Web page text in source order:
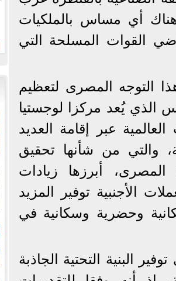
هناك أي مساس بالملكيات
القوات المسلحة التي
التوجه المصرى لتعظيم
الذي يُعد مركزا لوجستيا
عبر إقامة العديد
والتي من شأنها تحقيق
المصرى، أبرزها زيادات
الأجنبية توفير المزيد
وحضرية وسكانية في
البنية التحتية الجاذبة